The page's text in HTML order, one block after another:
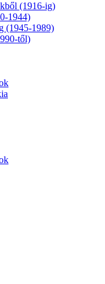
(1916-ig)
1944)
(1945-1989)
től)